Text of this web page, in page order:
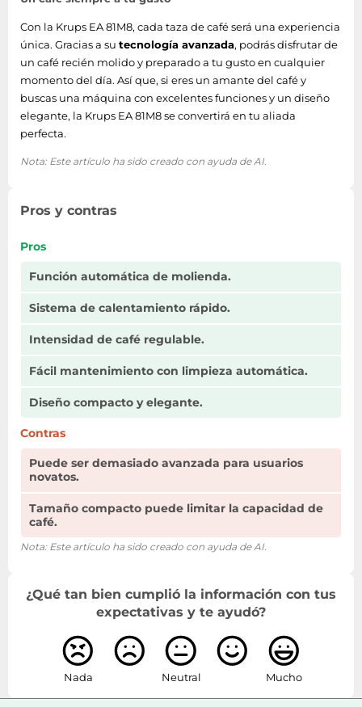
Tubería de vapor
3
ajustable
Si
Sistema de
Bloqueo térmico
Niveles de
caliente
Sistema de agua
Si
incorporado
Número de ajustes
café
Intensidad del café
ajustable
Si
molinillo
Valores ajustables
Con la Krups EA 81M8, cada taza de café será una experiencia
única. Gracias a su tecnología avanzada, podrás disfrutar de
un café recién molido y preparado a tu gusto en cualquier
momento del día. Así que, si eres un amante del café y
buscas una máquina con excelentes funciones y un diseño
elegante, la Krups EA 81M8 se convertirá en tu aliada
perfecta.
Nota: Este artículo ha sido creado con ayuda de AI.
Pros y contras
Pros
Función automática de molienda.
Sistema de calentamiento rápido.
Intensidad de café regulable.
Fácil mantenimiento con limpieza automática.
Diseño compacto y elegante.
Contras
Puede ser demasiado avanzada para usuarios
novatos.
Tamaño compacto puede limitar la capacidad de
café.
Nota: Este artículo ha sido creado con ayuda de AI.
¿Qué tan bien cumplió la información con tus
expectativas y te ayudó?
Nada Neutral Mucho